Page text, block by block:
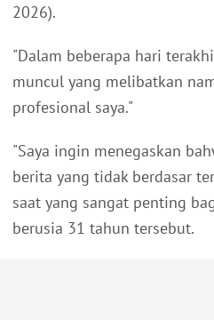
2026).
"Dalam beberapa hari
muncul yang melibatkan
profesional saya."
"Saya ingin menegaskan
berita yang tidak berdasar
saat yang sangat penting
berusia 31 tahun tersebut.